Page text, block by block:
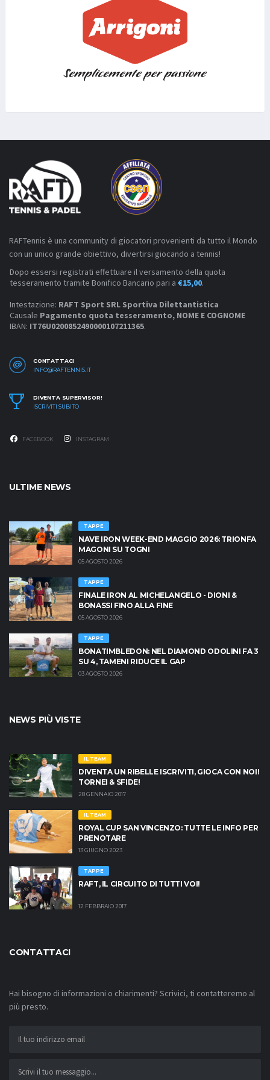
RAFTennis è una community di giocatori provenienti da tutto il Mondo
con un unico grande obiettivo, divertirsi giocando a tennis!
Dopo essersi registrati effettuare il versamento della quota
tesseramento tramite Bonifico Bancario pari a €15,00.
Intestazione: RAFT Sport SRL Sportiva Dilettantistica
Causale Pagamento quota tesseramento, NOME E COGNOME
IBAN: IT76U0200852490000107211365.
CONTATTACI
INFO@RAFTENNIS.IT
DIVENTA SUPERVISOR!
ISCRIVITI SUBITO
FACEBOOK INSTAGRAM
ULTIME NEWS
TAPPE
NAVE IRON WEEK-END MAGGIO 2026: TRIONFA
MAGONI SU TOGNI
05 AGOSTO 2026
TAPPE
FINALE IRON AL MICHELANGELO - DIONI &
BONASSI FINO ALLA FINE
05 AGOSTO 2026
TAPPE
BONATIMBLEDON: NEL DIAMOND ODOLINI FA 3
SU 4, TAMENI RIDUCE IL GAP
03 AGOSTO 2026
NEWS PIÙ VISTE
IL TEAM
DIVENTA UN RIBELLE ISCRIVITI, GIOCA CON NOI!
TORNEI & SFIDE!
28 GENNAIO 2017
IL TEAM
ROYAL CUP SAN VINCENZO: TUTTE LE INFO PER
PRENOTARE
13 GIUGNO 2023
TAPPE
RAFT, IL CIRCUITO DI TUTTI VOI!
12 FEBBRAIO 2017
CONTATTACI
Hai bisogno di informazioni o chiarimenti? Scrivici, ti contatteremo al
più presto.